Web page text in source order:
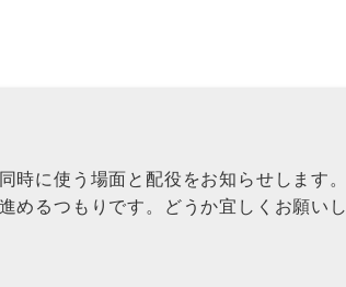
時に使う場面と配役をお知らせします。
めるつもりです。どうか宜しくお願いし